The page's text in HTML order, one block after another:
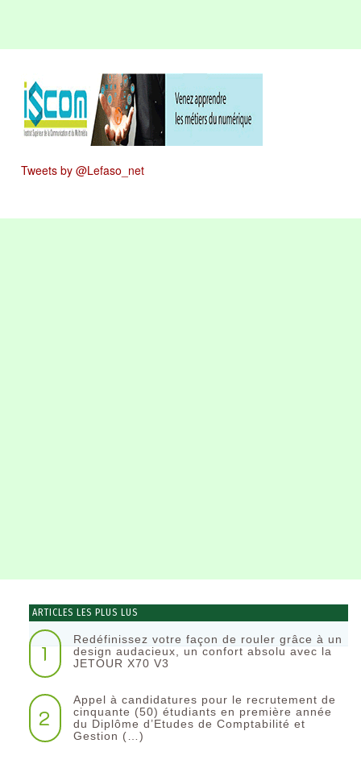
Tweets by @Lefaso_net
ARTICLES LES PLUS LUS
1
Redéfinissez votre façon de rouler grâce à un
design audacieux, un confort absolu avec la
JETOUR X70 V3
2
Appel à candidatures pour le recrutement de
cinquante (50) étudiants en première année
du Diplôme d’Etudes de Comptabilité et
Gestion (…)